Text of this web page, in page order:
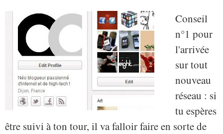
Conseil
n°1 pour
l'arrivée
sur tout
nouveau
réseau : si
tu espères
être suivi à ton tour, il va falloir faire en sorte de